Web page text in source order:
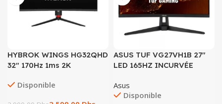
HYBROK WINGS HG32QHD
32″ 170Hz 1ms 2K
Disponible
ASUS TUF VG27VH1B 27″
LED 165HZ INCURVÉE
Asus
Disponible